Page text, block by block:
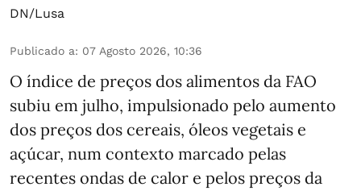
DN/Lusa
Publicado a: 07 Agosto 2026, 10:36
O índice de preços dos alimentos da FAO
subiu em julho, impulsionado pelo aumento
dos preços dos cereais, óleos vegetais e
açúcar, num contexto marcado pelas
recentes ondas de calor e pelos preços da